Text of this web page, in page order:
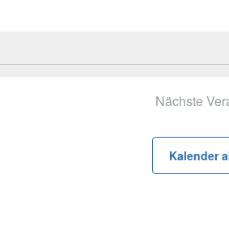
Nächste
Kalender